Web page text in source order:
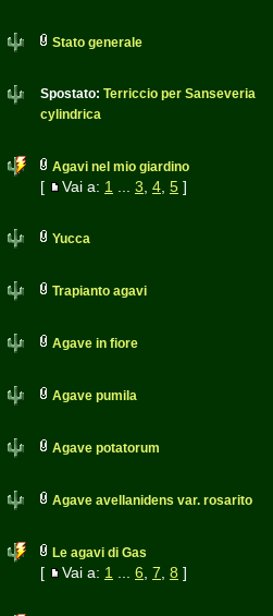
Stato generale
Spostato: Terriccio per Sanseveria
cylindrica
Agavi nel mio giardino
[ Vai a: 1 3 4, 5]
Yucca
Trapianto agavi
Agave in fiore
Agave pumila
Agave potatorum
Agave avellanidens var. rosarito
Le agavi di Gas
[ Vai a: 1 6 7 8 ]